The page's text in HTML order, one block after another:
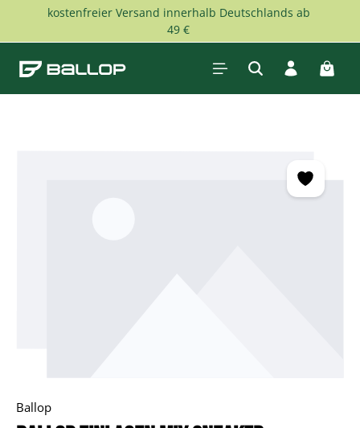
Zum Hauptinhalt springen
kostenfreier Versand innerhalb Deutschlands ab
49 €
Ballop